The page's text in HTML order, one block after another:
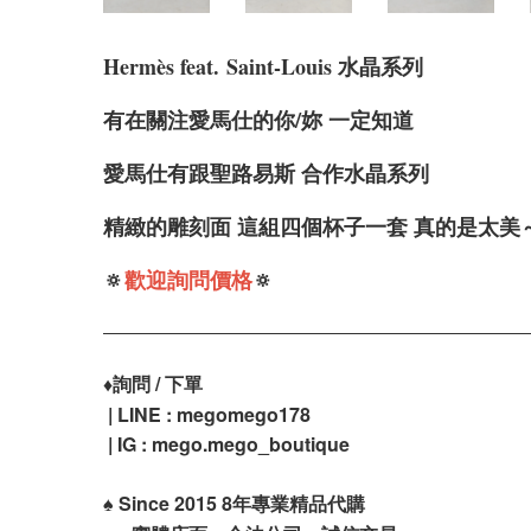
Hermès feat. Saint-Louis 水晶系列
有在關注愛馬仕的你/妳 一定知道
愛馬仕有跟聖路易斯 合作水晶系列
精緻的雕刻面 這組四個杯子一套 真的是太美
🔅歡迎詢問價格🔅
♦️詢問 / 下單
| LINE : megomego178
| IG : mego.mego_boutique
♠️ Since 2015 8年專業精品代購